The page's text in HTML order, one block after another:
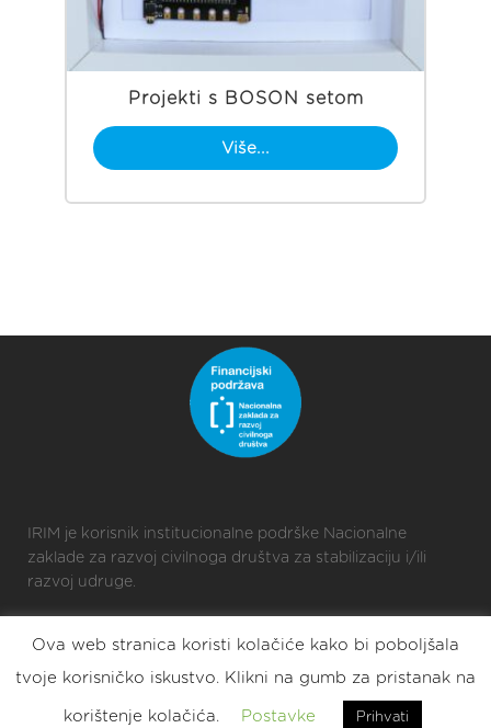
Projekti s BOSON setom
Više...
IRIM je korisnik institucionalne podrške Nacionalne
zaklade za razvoj civilnoga društva za stabilizaciju i/ili
razvoj udruge.
Eat. Sleep. DIY. Repeat.
Ova web stranica koristi kolačiće kako bi poboljšala
tvoje korisničko iskustvo. Klikni na gumb za pristanak na
korištenje kolačića. Postavke Prihvati